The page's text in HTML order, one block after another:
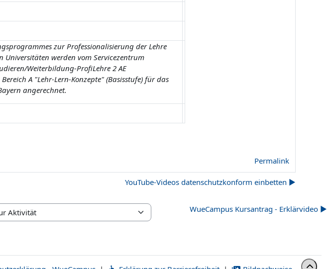
zur Professionalisierung der Lehre
Universitäten werden vom Servicezentrum
Weiterbildung-ProfiLehre 2 AE
A "Lehr-Lern-Konzepte" (Basisstufe) für das
angerechnet.
Permalink
YouTube-Videos datenschutzkonform einbetten ▶︎
WueCampus Kursantrag - Erklärvideo ▶︎